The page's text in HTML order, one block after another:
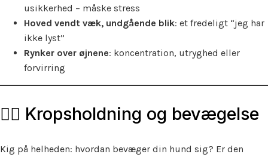
usikkerhed – måske stress
Hoved vendt væk, undgående blik: et fredeligt “jeg har
ikke lyst”
Rynker over øjnene: koncentration, utryghed eller
forvirring
🧘‍♂️ Kropsholdning og bevægelse
Kig på helheden: hvordan bevæger din hund sig? Er den